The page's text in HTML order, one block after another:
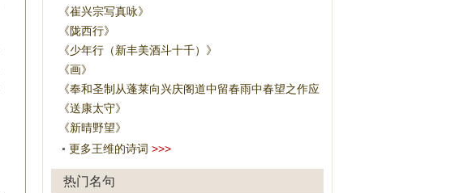
《崔兴宗写真咏》
《陇西行》
《少年行（新丰美酒斗十千）》
《画》
《奉和圣制从蓬莱向兴庆阁道中留春雨中春望之作应制》
《送康太守》
《新晴野望》
更多王维的诗词 >>>
热门名句